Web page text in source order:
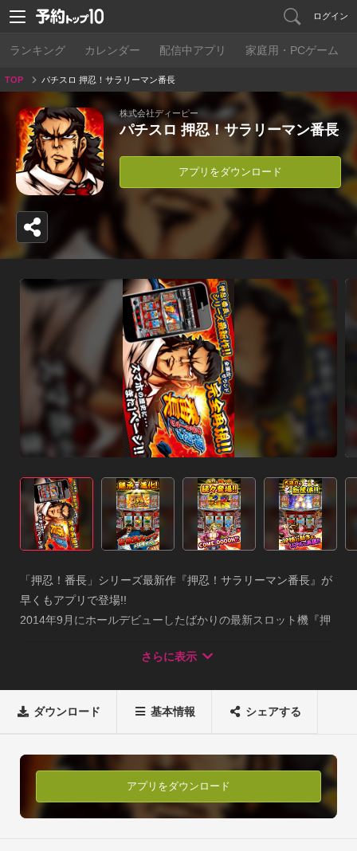
ログイン
ランキング カレンダー 配信中アプリ 家庭用・PCゲーム
TOP パチスロ 押忍！サラリーマン番長
株式会社ディーピー
パチスロ 押忍！サラリーマン番長
アプリをダウンロード
「押忍！番長」シリーズ最新作『押忍！サラリーマン番長』が
早くもアプリで登場!!
2014年9月にホールデビューしたばかりの最新スロット機『押
(株式会社 大都技研)を、シミュレーターアプリとして完全再
【ダウンロードが行えないお客様】
当ページ下部【よくあるご質問】記載の手順で解消する場合が
あります。ご参照ください。【ご購入前に必ずご確認くださ
い】
■対応機種以外でのご購入は動作保証外となり、一切のサポー
さらに表示
ダウンロード 基本情報 シェアする
アプリをダウンロード